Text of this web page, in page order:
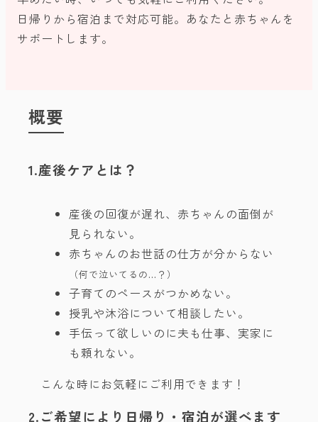
日帰りから宿泊まで対応可能。あなたと赤ちゃんを
サポートします。
概要
1.産後ケアとは？
産後の回復が遅れ、赤ちゃんの面倒が
見られない。
赤ちゃんのお世話の仕方が分からない
（何で泣いてるの…？）
子育てのペースがつかめない。
授乳や沐浴について相談したい。
手伝って欲しいのに夫も仕事、実家に
も頼れない。
こんな時にお気軽にご利用できます！
2.ご希望により日帰り・宿泊が選べます